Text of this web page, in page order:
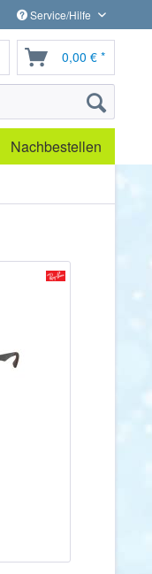
Service/Hilfe
0,00 € *
Nachbestellen